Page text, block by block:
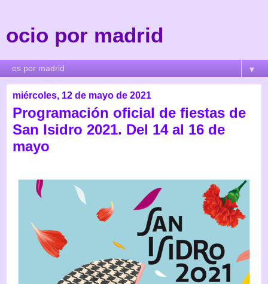
ocio por madrid
▼
miércoles, 12 de mayo de 2021
Programación oficial de fiestas de
San Isidro 2021. Del 14 al 16 de
mayo